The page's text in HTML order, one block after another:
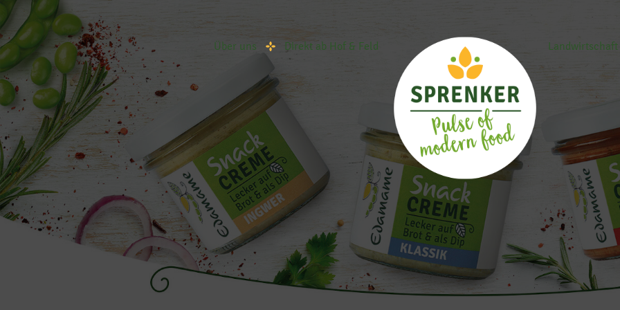
Über uns Direkt ab Hof & Feld Landwirtschaft